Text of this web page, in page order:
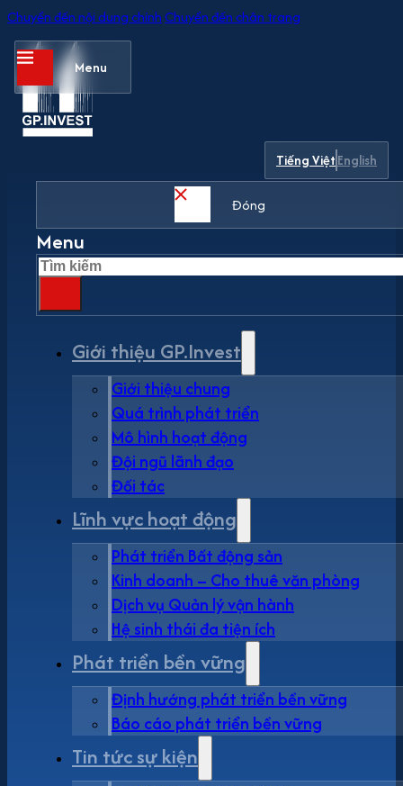
Chuyển đến nội dung chính Chuyển đến chân trang
Menu
Tiếng ViệtEnglish
Đóng
Menu
Tìm
kiếm
Giới thiệu GP.Invest
Giới thiệu chung
Quá trình phát triển
Mô hình hoạt động
Đội ngũ lãnh đạo
Đối tác
Lĩnh vực hoạt động
Phát triển Bất động sản
Kinh doanh – Cho thuê văn phòng
Dịch vụ Quản lý vận hành
Hệ sinh thái đa tiện ích
Phát triển bền vững
Định hướng phát triển bền vững
Báo cáo phát triển bền vững
Tin tức sự kiện